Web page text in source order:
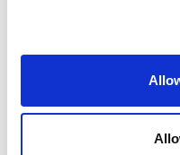
Standardfunktionen
Business Central.
Details zur